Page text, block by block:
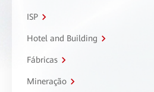
ISP
Hotel and Building
Fábricas
Mineração